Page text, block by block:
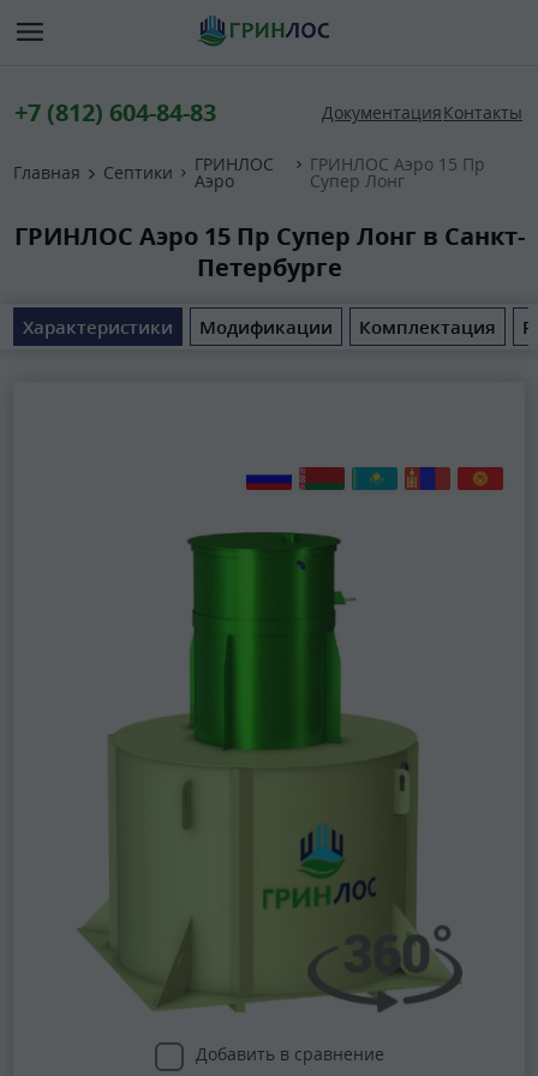
+7 (812) 604-84-83 ДокументацияКонтакты
Главная Септики ГРИНЛОС
Аэро
ГРИНЛОС Аэро 15 Пр
Супер Лонг
ГРИНЛОС Аэро 15 Пр Супер Лонг в Санкт-
Петербурге
Характеристики Модификации Комплектация
Добавить в сравнение